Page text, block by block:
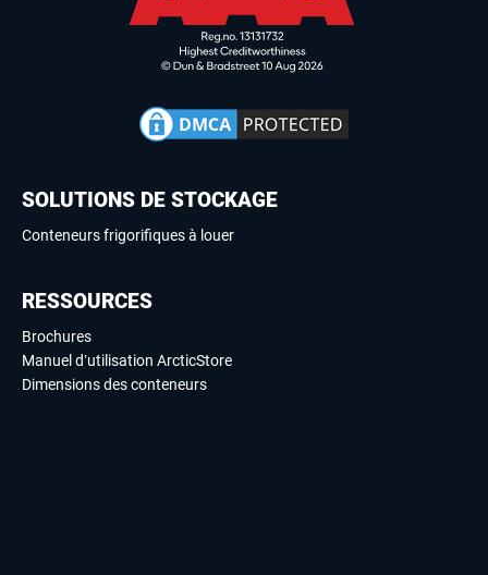
SOLUTIONS DE STOCKAGE
Conteneurs frigorifiques à louer
RESSOURCES
Brochures
Manuel d’utilisation ArcticStore
Dimensions des conteneurs